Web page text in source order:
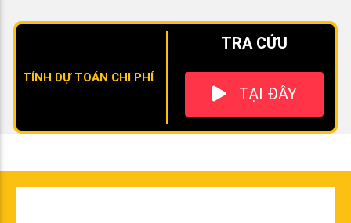
TÍNH DỰ TOÁN CHI PHÍ
TRA CỨU
TẠI ĐÂY